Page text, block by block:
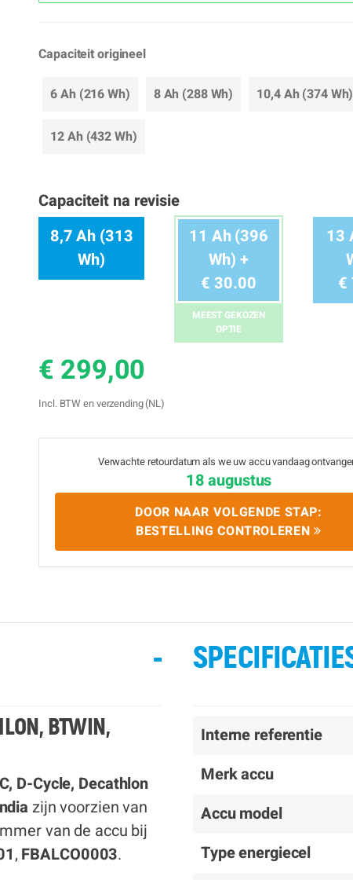
Capaciteit origineel
6 Ah (216 Wh) 8 Ah (288 Wh) 10,4 Ah (374 Wh)
12 Ah (432 Wh)
Capaciteit na revisie
8,7 Ah (313
Wh)
11 Ah (396
Wh) +
€ 30.00
MEEST GEKOZEN
OPTIE
13
€
€ 299,00
Incl. BTW en verzending (NL)
Verwachte retourdatum als we uw accu vandaag
18 augustus
DOOR NAAR VOLGENDE STAP:
BESTELLING CONTROLEREN
-
BTWIN,
D-Cycle, Decathlon
zijn voorzien van
van de accu bij
, FBALCO0003.
Interne referentie
Merk accu
Accu model
Type energiecel